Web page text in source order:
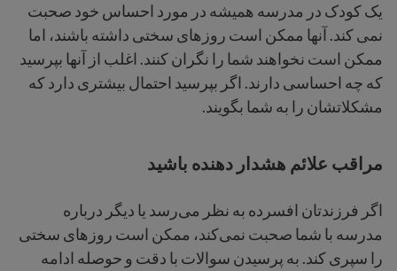
یک کودک در مدرسه همیشه در مورد احساس خود صحبت
نمی کند. آنها ممکن است روزهای سختی داشته باشند، اما
ممکن است نخواهند شما را نگران کنند. اغلب از آنها بپرسید
که چه احساسی دارند. اگر بپرسید احتمال بیشتری دارد که
مشکلاتشان را به شما بگویند.
مراقب علائم هشدار دهنده باشید
اگر فرزندتان افسرده به نظر می‌رسد یا دیگر درباره
مدرسه با شما صحبت نمی‌کند، ممکن است روزهای سختی
را سپری کند. به پرسیدن سوالات با دقت و حوصله ادامه